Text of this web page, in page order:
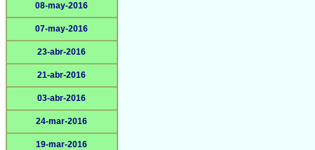
08-may-2016
07-may-2016
23-abr-2016
21-abr-2016
03-abr-2016
24-mar-2016
19-mar-2016